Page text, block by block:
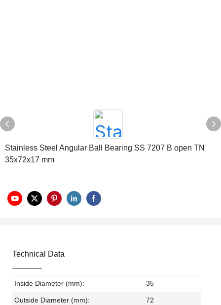
Stainless Steel Angular Ball Bearing SS 7207 B open TN
35x72x17 mm
Technical Data
Inside Diameter (mm): 35
Outside Diameter (mm): 72